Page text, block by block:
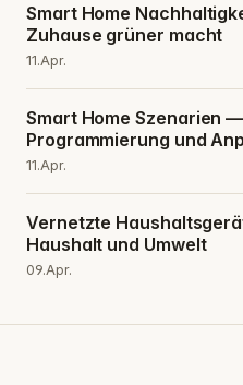
Smart Home
Zuhause grüner macht
11.Apr.
Smart Home Szenarien
Programmierung und
11.Apr.
Vernetzte
Haushalt und Umwelt
09.Apr.